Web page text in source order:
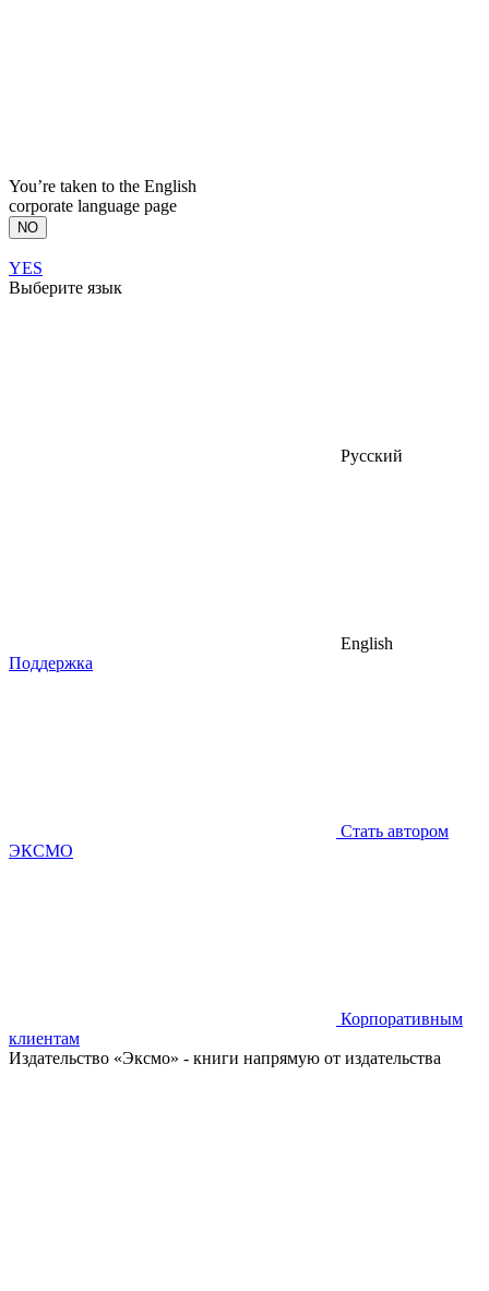
You’re taken to the English
corporate language page
NO
YES
Выберите язык
Русский
English
Поддержка
Стать автором
ЭКСМО
Корпоративным
клиентам
Издательство «Эксмо» - книги напрямую от издательства